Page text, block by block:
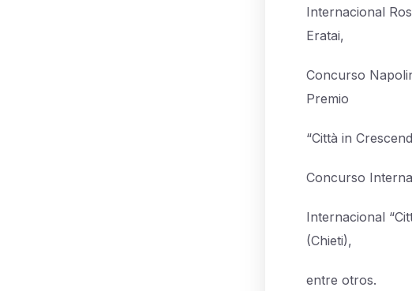
Internacional
Eratai,
Concurso
Premio
“Città in
Concurso
Internacional
(Chieti),
entre otros.